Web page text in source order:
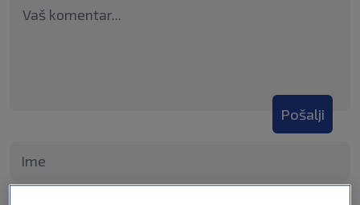
Pošalji